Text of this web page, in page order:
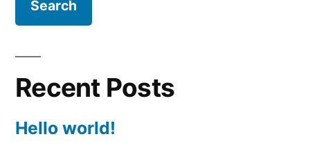
Recent Posts
Hello world!